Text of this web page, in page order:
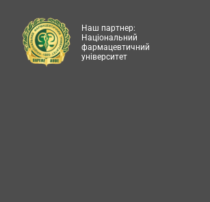
Наш партнер:
Національний
фармацевтичний
університет